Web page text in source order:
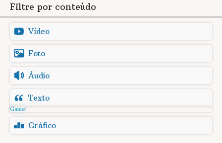
Filtre por conteúdo
Vídeo
Foto
Áudio
Texto
Game
Gráfico